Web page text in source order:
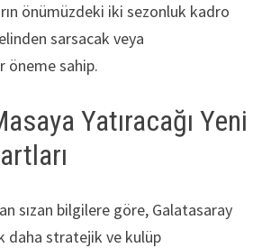
önümüzdeki iki sezonluk kadro
sarsacak veya
öneme sahip.
Yatıracağı Yeni
sızan bilgilere göre, Galatasaray
daha stratejik ve kulüp